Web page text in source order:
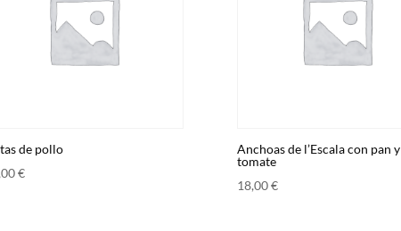
de pollo
€
Anchoas de l’Escala con pan y
tomate
18,00€